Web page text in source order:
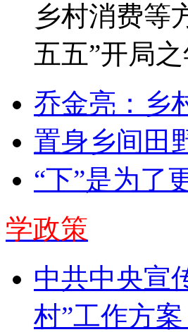
乡村消费等
五五”开局
乔金亮：乡
置身乡间田
“下”是为了
学政策
中共中央宣
村”工作方